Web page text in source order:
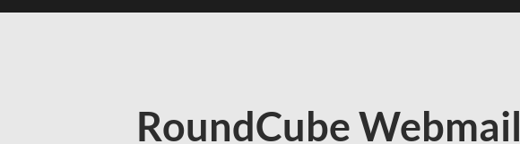
RoundCube Webmail